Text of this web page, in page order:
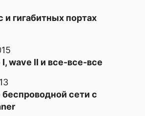
и гигабитных портах
I, wave II и все-все-все
сети с